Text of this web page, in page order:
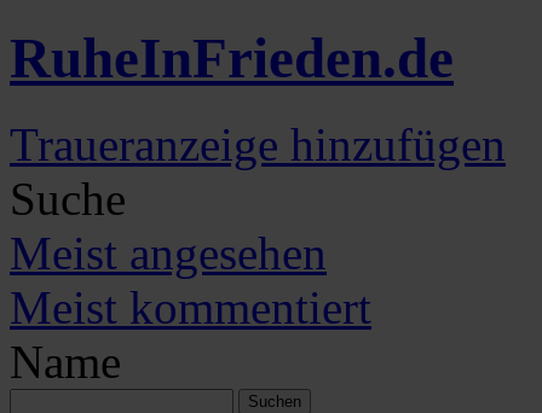
RuheInFrieden.de
Traueranzeige hinzufügen
Suche
Meist angesehen
Meist kommentiert
Name